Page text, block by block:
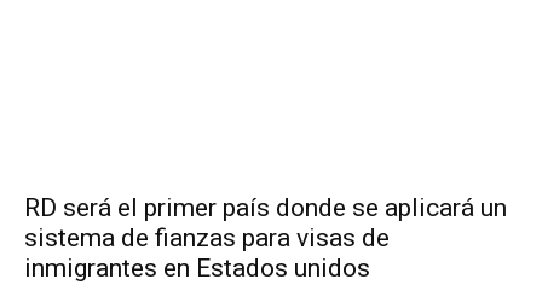
RD será el primer país donde se aplicará un
sistema de fianzas para visas de
inmigrantes en Estados unidos